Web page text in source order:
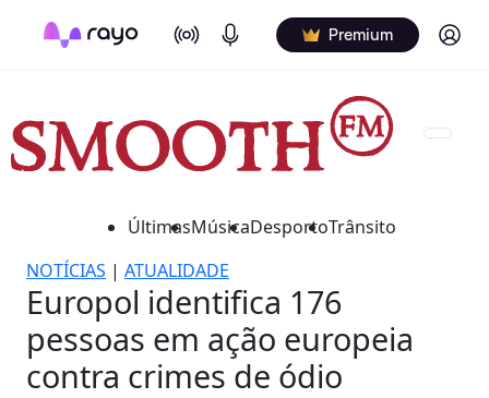
On Air Podcasts Premium Log in
ÚltimasMúsicaDesportoTrânsito
NOTÍCIAS | ATUALIDADE
Europol identifica 176
pessoas em ação europeia
contra crimes de ódio